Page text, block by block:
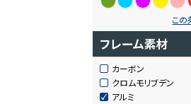
この
フレーム素材
カーボン
クロムモリブデン
アルミ